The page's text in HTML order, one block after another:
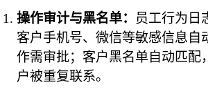
操作审计与黑名单：
员工行为日
客户手机号、微信等敏感信息自
作需审批；客户黑名单自动匹配
户被重复联系。